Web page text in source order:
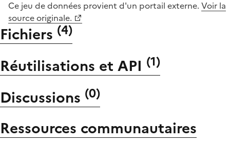
Ce jeu de données provient d'un portail externe. Voir la
source originale.
Fichiers (4)
Réutilisations et API (1)
Discussions (0)
Ressources communautaires